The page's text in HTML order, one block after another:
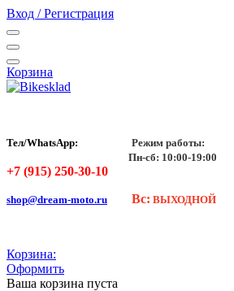
Вход / Регистрация
Корзина
Тел/WhatsApp:
Режим работы:
Пн-сб: 10:00-19:00
+7 (915) 250-30-10
shop@dream-moto.ru Вс: ВЫХОДНОЙ
Корзина:
Оформить
Ваша корзина пуста